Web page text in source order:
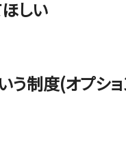
しい
制度(オプシ